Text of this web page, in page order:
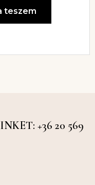
teszem
+36 20 569